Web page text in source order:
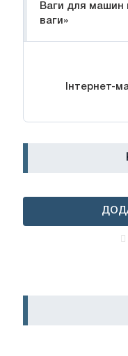
Ваги для машин
ваги»
Інтернет-